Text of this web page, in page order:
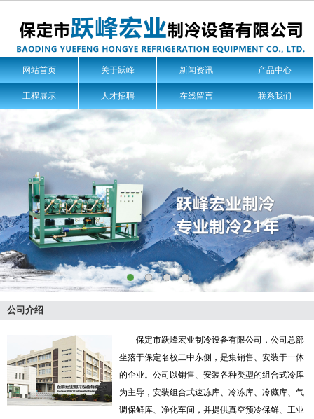
网站首页 关于跃峰 新闻资讯 产品中心
工程展示 人才招聘 在线留言 联系我们
公司介绍
保定市跃峰宏业制冷设备有限公司，公司总部
坐落于保定名校二中东侧，是集销售、安装于一体
的企业。公司以销售、安装各种类型的组合式冷库
为主导，安装组合式速冻库、冷冻库、冷藏库、气
调保鲜库、净化车间，并提供真空预冷保鲜、工业